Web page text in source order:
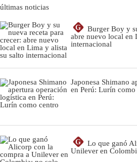
últimas noticias
G
Burger Boy y
abre nuevo local en
internacional
Japonesa Shimano
en Perú: Lurín como
G
Lo que ganó
Unilever en